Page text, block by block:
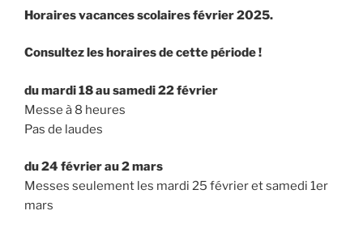
Horaires vacances scolaires février 2025.
Consultez les horaires de cette période !
du mardi 18 au samedi 22 février
Messe à 8 heures
Pas de laudes
du 24 février au 2 mars
Messes seulement les mardi 25 février et samedi 1er
mars